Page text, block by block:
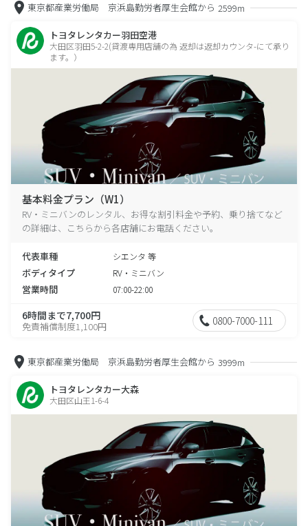
東京都産業労働局 京浜島勤労者厚生会館から 2599m
トヨタレンタカー羽田空港
大田区羽田5-2-2(貸渡専用店舗の為 返却は返却カウンタ-にて承り
ます。）
基本料金プラン（W1）
RV・ミニバンのレンタル、お得な割引料金や予約、乗り捨てなど
の詳細は、こちらから各店舗にお電話ください。
代表車種 シエンタ 等
ボディタイプ RV・ミニバン
営業時間 07:00-22:00
6時間まで7,700円
免責補償制度1,100円 0800-7000-111
東京都産業労働局 京浜島勤労者厚生会館から 3999m
トヨタレンタカー大森
大田区山王1-6-4